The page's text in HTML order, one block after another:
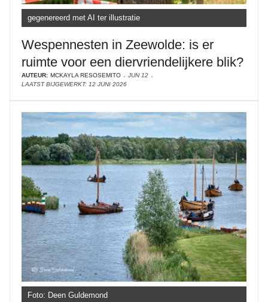
gegenereerd met AI ter illustratie
Wespennesten in Zeewolde: is er
ruimte voor een diervriendelijkere blik?
AUTEUR: MCKAYLA RESOSEMITO
JUN 12
LAATST BIJGEWERKT: 12 JUNI 2026
Foto: Deen Guldemond